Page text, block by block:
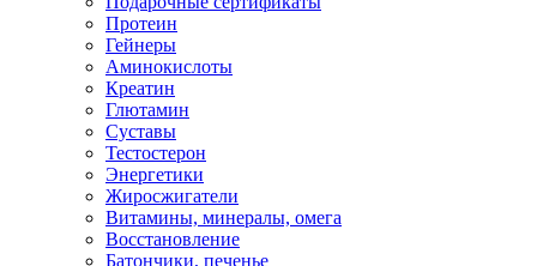
Протеин
Гейнеры
Аминокислоты
Креатин
Глютамин
Суставы
Тестостерон
Энергетики
Жиросжигатели
Витамины, минералы, омега
Восстановление
Батончики, печенье